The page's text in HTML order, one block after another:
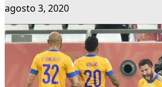
agosto 3, 2020